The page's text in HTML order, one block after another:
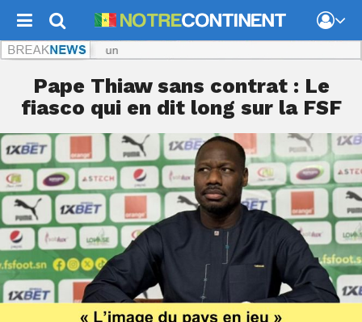
Pape Thiaw sans contrat : Le
fiasco qui en dit long sur la FSF